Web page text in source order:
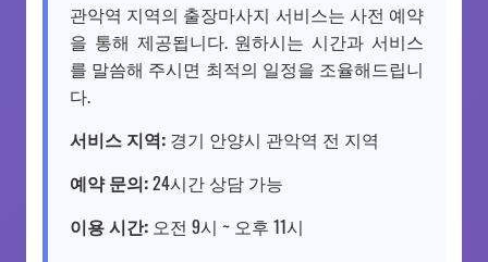
관악역 지역의 출장마사지 서비스는 사전 예약
을 통해 제공됩니다. 원하시는 시간과 서비스
를 말씀해 주시면 최적의 일정을 조율해드립니
다.
서비스 지역: 경기 안양시 관악역 전 지역
예약 문의:24시간 상담 가능
이용 시간: 오전 9시 ~ 오후 11시